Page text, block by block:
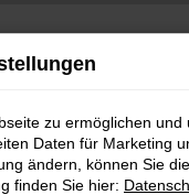
zu ermöglichen
Daten für Marketing
ändern, können Sie
finden Sie hier: